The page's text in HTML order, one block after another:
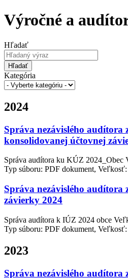
Výročné a
Hľadať
Hľadať
Kategória
2024
Správa nezávislého audítora
konsolidovanej účtovnej
Správa audítora ku KÚZ
Typ súboru: PDF dokument,
Správa nezávislého audítora
závierky 2024
Správa audítora k IÚZ 2024 obce
Typ súboru: PDF dokument,
2023
Správa nezávislého audítora